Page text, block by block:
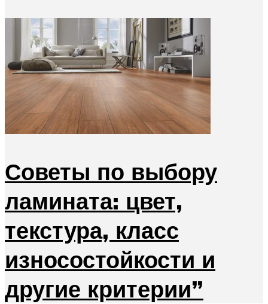
Советы по выбору
ламината: цвет,
текстура, класс
износостойкости и
другие критерии”